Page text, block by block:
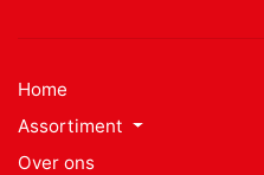
Home
Assortiment
Over ons